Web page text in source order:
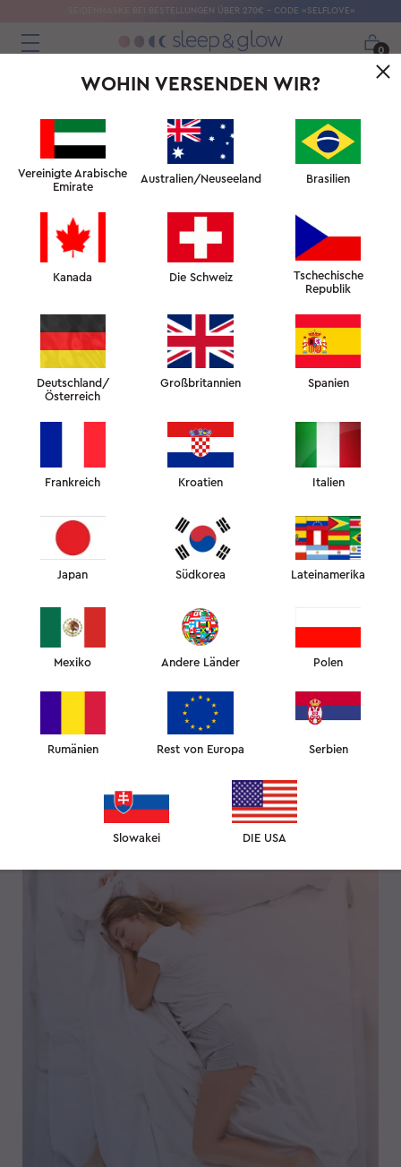
SEIDENMASKE BEI BESTELLUNGEN ÜBER 270€ – CODE «SELFLOVE»
0
↑ SCHLAFFAKULTÄT
WIE WIRKT SICH ÜBERHITZUNG AUF DEN SCHLAF
AUS? →
DAS PERFEKTE
KLIMA FÜR DEN
SCHLAF
SCHAFFEN
viele Menschen dazu, entweder bei
offenem Fenster zu schlafen oder die
Klimaanlage die ganze Nacht laufen
das Mikroklima zu optimieren, wenn
man nicht einmal weiß, was die
optimalen Schlafbedingungen sind.
Ihre Schlafgewohnheiten an den
Sommer anpassen, besonders wenn
Sie eher dazu neigen, ein heißer
Schläfer zu sein.
TEMPERATUR
WOHIN VERSENDEN WIR?
Vereinigte Arabische
Emirate
Australien/Neuseeland Brasilien
Kanada Die Schweiz
Tschechische
Republik
Deutschland/
Österreich
Großbritannien Spanien
Frankreich Kroatien Italien
Japan Südkorea Lateinamerika
Mexiko Andere Länder Polen
Rumänien Rest von Europa Serbien
Slowakei DIE USA